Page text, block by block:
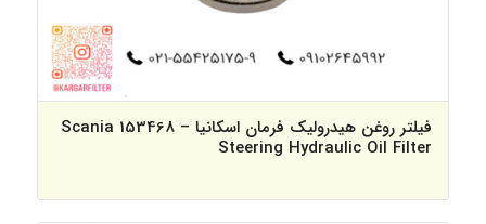
فیلتر روغن هیدرولیک فرمان اسکانیا – 153468 Scania
Steering Hydraulic Oil Filter